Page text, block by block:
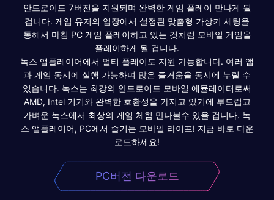
안드로이드 7버전을 지원되며 완벽한 게임 플레이 만나게 될
겁니다. 게임 유저의 입장에서 설정된 맞춤형 가상키 세팅을
통해서 마침 PC 게임 플레이하고 있는 것처럼 모바일 게임을
플레이하게 될 겁니다.
녹스 앱플레이어에서 멀티 플레이도 지원 가능합니다. 여러 앱
과 게임 동시에 실행 가능하며 많은 즐거움을 동시에 누릴 수
있습니다. 녹스는 최강의 안드로이드 모바일 에뮬레이터로써
AMD, Intel 기기와 완벽한 호환성을 가지고 있기에 부드럽고
가벼운 녹스에서 최상의 게임 체험 만나볼수 있을 겁니다. 녹
스 앱플레이어, PC에서 즐기는 모바일 라이프! 지금 바로 다운
로드하세요!
PC버전 다운로드